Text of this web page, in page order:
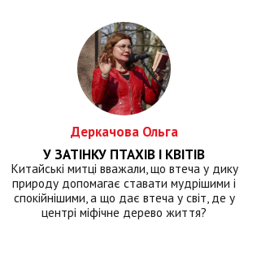
Деркачова Ольга
У ЗАТІНКУ ПТАХІВ І КВІТІВ
Китайські митці вважали, що втеча у дику
природу допомагає ставати мудрішими і
спокійнішими, а що дає втеча у світ, де у
центрі міфічне дерево життя?